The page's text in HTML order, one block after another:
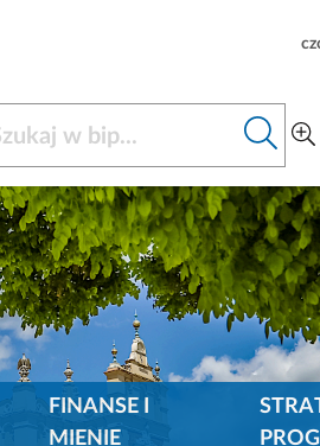
FINANSE I
MIENIE